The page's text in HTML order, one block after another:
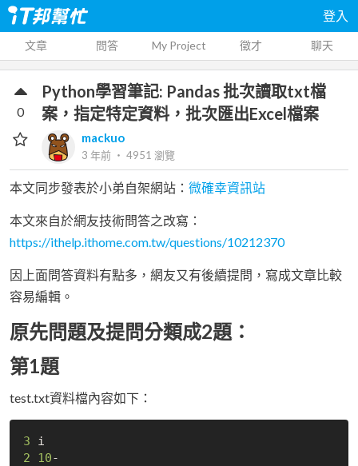
登入
文章 問答 My Project 徵才 聊天
Python學習筆記: Pandas 批次讀取txt檔
案，指定特定資料，批次匯出Excel檔案
mackuo
3 年前 ‧ 4951 瀏覽
0
本文同步發表於小弟自架網站： 微確幸資訊站
本文來自於網友技術問答之改寫：
https://ithelp.ithome.com.tw/questions/10212370
因上面問答資料有點多，網友又有後續提問，寫成文章比較
容易編輯。
原先問題及提問分類成2題：
第1題
test.txt資料檔內容如下：
3
2
10